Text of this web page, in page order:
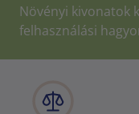
Növényi kivonatok
felhasználási